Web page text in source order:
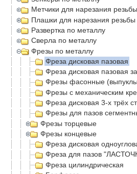
Метчики для нарезания резьбы
Плашки для нарезания резьбы
Развертка по металлу
Сверла по металлу
Фрезы по металлу
Фреза дисковая пазовая
Фреза дисковая пазовая
Фрезы фасонные
Фрезы с механическим
Фреза дисковая 3-х трёх
Фрезы для пазов
Фрезы торцевые
Фрезы концевые
Фреза дисковая
Фреза для пазов
Фреза цилиндрическая